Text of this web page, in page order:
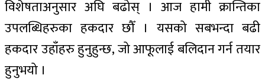
विशेषताअनुसार अघि बढोस् । आज हामी क्रान्तिका
उपलब्धिहरुका हकदार छौँ । यसको सबभन्दा बढी
हकदार उहाँहरु हुनुहुन्छ, जो आफूलाई बलिदान गर्न तयार
हुनुभयो ।